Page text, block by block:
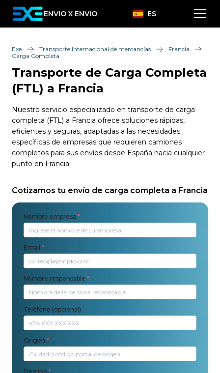
ENVIO X ENVIO ES
Exe Transporte Internacional de mercancías
Francia
Carga Completa
Transporte de Carga Completa
(FTL) a Francia
Nuestro servicio especializado en transporte de carga
completa (FTL) a Francia ofrece soluciones rápidas,
eficientes y seguras, adaptadas a las necesidades
específicas de empresas que requieren camiones
completos para sus envíos desde España hacia cualquier
punto en Francia.
Cotizamos tu envío de carga completa a Francia
Nombre empresa *
Email *
Nombre responsable *
Teléfono (opcional)
Origen *
Destino *